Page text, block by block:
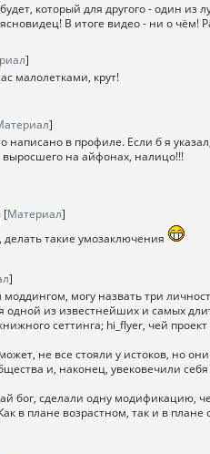
который для другого - один
В итоге видео - ни о
]
малолетками, крут!
]
написано в профиле. Если б я
выросшего на айфонах, налицо!!!
[Материал]
делать такие умозаключения
]
могу назвать три
одной из известнейших и самых
сеттинга; hi_flyer, чей
не все стояли у истоков, но
и, наконец, увековечили
бог, сделали одну модификацию,
в плане возрастном, так и в плане